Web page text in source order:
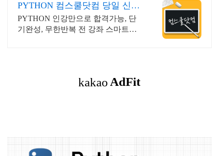
PYTHON 컴스쿨닷컴 당일 신청
&결제시 기프티콘!
PYTHON 인강만으로 합격가능, 단
기완성, 무한반복 전 강좌 스마트폰